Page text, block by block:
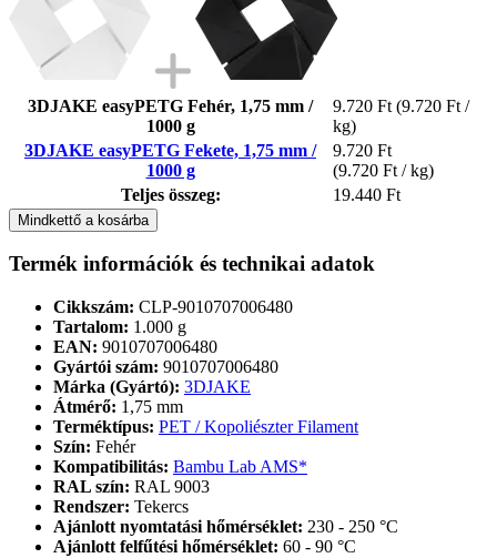
3DJAKE easyPETG Fehér, 1,75 mm /
1000 g
9.720 Ft (9.720 Ft /
kg)
3DJAKE easyPETG Fekete, 1,75 mm /
1000 g
9.720 Ft
(9.720 Ft / kg)
Teljes összeg:
19.440 Ft
Mindkettő a kosárba
Termék információk és technikai adatok
Cikkszám: CLP-9010707006480
Tartalom: 1.000 g
EAN: 9010707006480
Gyártói szám: 9010707006480
Márka (Gyártó): 3DJAKE
Átmérő: 1,75 mm
Terméktípus: PET / Kopoliészter Filament
Szín: Fehér
Kompatibilitás: Bambu Lab AMS*
RAL szín: RAL 9003
Rendszer: Tekercs
Ajánlott nyomtatási hőmérséklet: 230 - 250 °C
Ajánlott felfűtési hőmérséklet: 60 - 90 °C